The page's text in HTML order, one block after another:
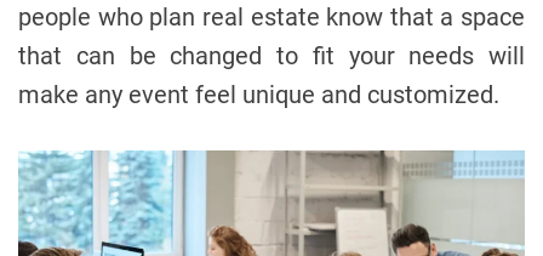
people who plan real estate know that a space
that can be changed to fit your needs will
make any event feel unique and customized.